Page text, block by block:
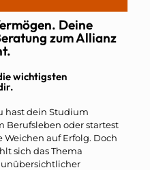
Deine
zum Allianz
wichtigsten
hast dein Studium
Berufsleben oder startest
Weichen auf Erfolg. Doch
sich das Thema
unübersichtlicher